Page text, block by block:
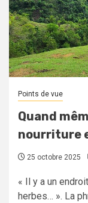
Points de vue
Quand
nourriture
25 octobre 2025
« Il y a un
herbes… ». La